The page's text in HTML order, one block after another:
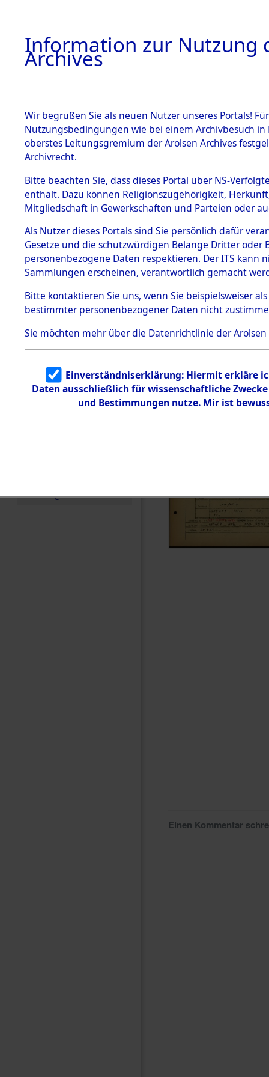
BESTÄNDE
1.
mente
5. Verschiedenes
5.3
Todesmärsche
5.3.1 Alliierte
Erhebungen
zu
Todesmärsch
en
5.3.2
Identifizierun
g
5.3.3
Todesmärsch
e
Dead -
Branch -
0061
Einen Kommentar
Information zur Nutzung
Archives
Wir begrüßen Sie als neuen Nutzer unseres Portals!
Nutzungsbedingungen wie bei einem Archivbesuch
oberstes Leitungsgremium der Arolsen Archives
Archivrecht.
Bitte beachten Sie, dass dieses Portal über NS-
enthält. Dazu können Religionszugehörigkeit,
Mitgliedschaft in Gewerkschaften und Parteien oder
Als Nutzer dieses Portals sind Sie persönlich dafür
Gesetze und die schutzwürdigen Belange Dritter
personenbezogene Daten respektieren. Der ITS
Sammlungen erscheinen, verantwortlich gemacht
Bitte kontaktieren Sie uns, wenn Sie beispielsweiser
bestimmter personenbezogener Daten nicht
Sie möchten mehr über die Datenrichtlinie der Arolsen
Einverständniserklärung: Hiermit erkläre
Daten ausschließlich für wissenschaftliche
und Bestimmungen nutze. Mir ist